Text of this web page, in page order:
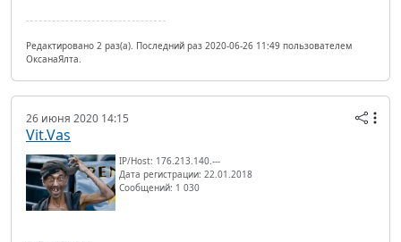
Редактировано 2 раз(а). Последний раз 2020-06-26 11:49 пользователем
ОксанаЯлта.
26 июня 2020 14:15
Vit.Vas
IP/Host: 176.213.140.---
Дата регистрации: 22.01.2018
Сообщений: 1 030